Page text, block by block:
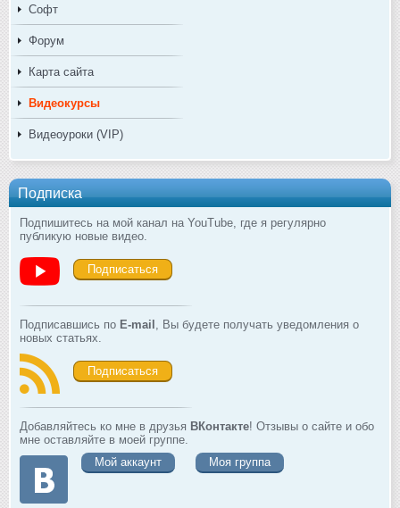
Софт
Форум
Карта сайта
Видеокурсы
Видеоуроки (VIP)
Подписка
Подпишитесь на мой канал на YouTube, где я регулярно
публикую новые видео.
Подписаться
Подписавшись по E-mail , Вы будете получать уведомления о
новых статьях.
Подписаться
Добавляйтесь ко мне в друзья ВКонтакте! Отзывы о сайте и обо
мне оставляйте в моей группе.
Мой аккаунт
Моя группа